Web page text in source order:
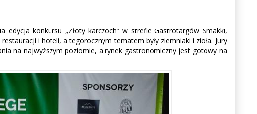
edycja konkursu „Złoty karczoch” w strefie Gastrotargów Smakki,
i hoteli, a tegorocznym tematem były ziemniaki i zioła. Jury
na najwyższym poziomie, a rynek gastronomiczny jest gotowy na